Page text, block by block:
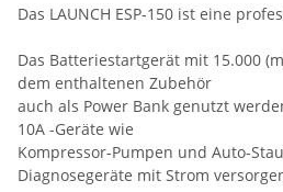
Das LAUNCH ESP-150 ist eine
Das Batteriestartgerät mit 15.000
dem enthaltenen Zubehör
auch als Power Bank genutzt
10A -Geräte wie
Kompressor-Pumpen und Auto-
Diagnosegeräte mit Strom